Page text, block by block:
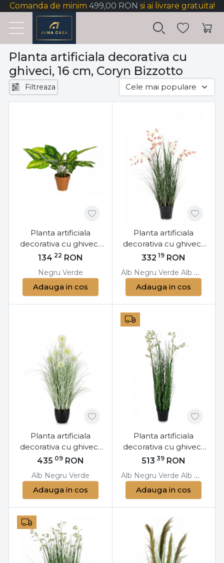
Comanda de minim 499,00 RON si ai livrare gratuita!
Planta artificiala decorativa cu
ghiveci, 16 cm, Coryn Bizzotto
Filtreaza
Planta artificiala
decorativa cu ghiveci,
45 cm, Dieffenbachia
134 22 RON
Negru Verde
Adauga in cos
Planta artificiala
decorativa cu ghiveci,
100 cm, Grevillea
332 19 RON
Alb Negru Verde Alb Negru
Adauga in cos
Planta artificiala
decorativa cu ghiveci,
105 cm, Cebolla
435 09 RON
Alb Negru Verde
Adauga in cos
Planta artificiala
decorativa cu ghiveci,
120 cm, Grevillea-2
513 39 RON
Alb Negru Verde Alb Negru
Adauga in cos